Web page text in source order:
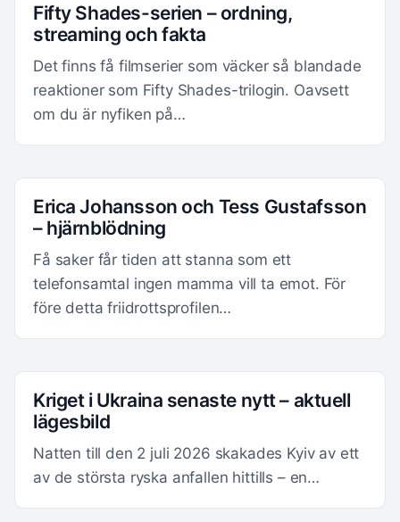
Fifty Shades-serien – ordning,
streaming och fakta
Det finns få filmserier som väcker så blandade
reaktioner som Fifty Shades-trilogin. Oavsett
om du är nyfiken på…
Erica Johansson och Tess Gustafsson
– hjärnblödning
Få saker får tiden att stanna som ett
telefonsamtal ingen mamma vill ta emot. För
före detta friidrottsprofilen…
Kriget i Ukraina senaste nytt – aktuell
lägesbild
Natten till den 2 juli 2026 skakades Kyiv av ett
av de största ryska anfallen hittills – en…